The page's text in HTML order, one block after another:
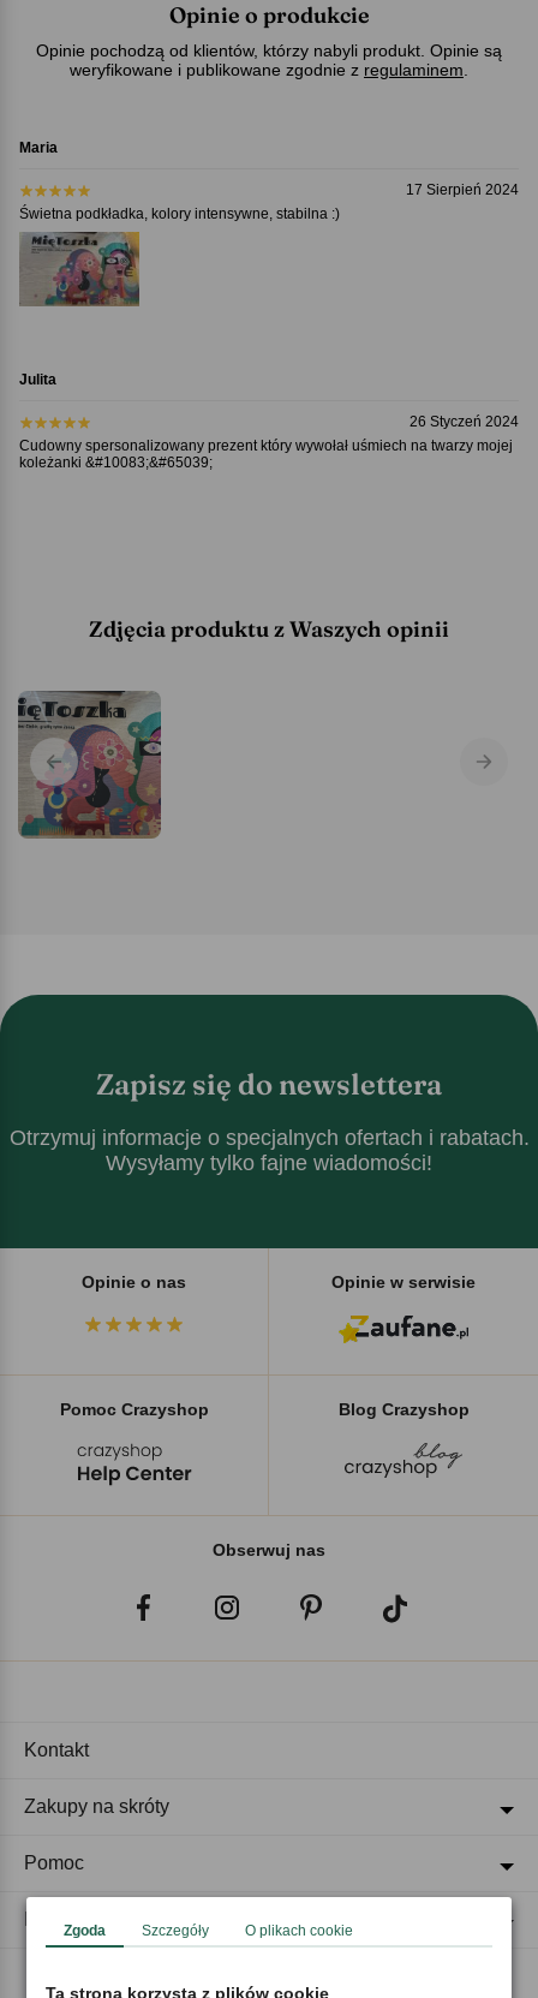
Opinie o produkcie
Opinie pochodzą od klientów, którzy nabyli produkt. Opinie są
weryfikowane i publikowane zgodnie z regulaminem
Maria
17 Sierpień 2024
Świetna podkładka, kolory intensywne, stabilna :)
Julita
26 Styczeń 2024
Cudowny spersonalizowany prezent który wywołał uśmiech na twarzy mojej
koleżanki &#10083;&#65039;
Zdjęcia produktu z Waszych opinii
Zapisz się do newslettera
Otrzymuj informacje o specjalnych ofertach i rabatach.
Wysyłamy tylko fajne wiadomości!
Opinie o nas Opinie w serwisie
Pomoc Crazyshop Blog Crazyshop
Obserwuj nas
Kontakt
Zakupy na skróty
Pomoc
Zgoda Szczegóły O plikach cookie
Ta strona korzysta z plików cookie